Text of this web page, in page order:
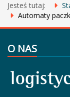
Jesteś tutaj:
Automaty
O NAS